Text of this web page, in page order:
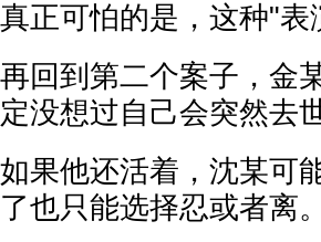
真正可怕的是，这种"
再回到第二个案子，金
定没想过自己会突然去世
如果他还活着，沈某可
了也只能选择忍或者离。